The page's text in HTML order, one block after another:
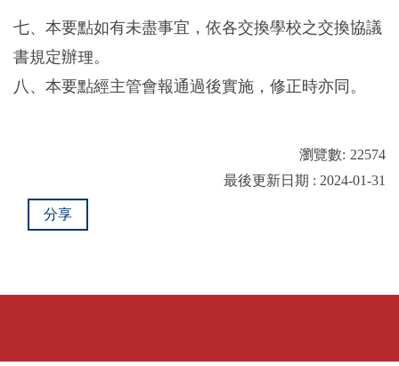
七、本要點如有未盡事宜，依各交換學校之交換協議
書規定辦理。
八、本要點經主管會報通過後實施，修正時亦同。
瀏覽數: 22574
最後更新日期 : 2024-01-31
分享